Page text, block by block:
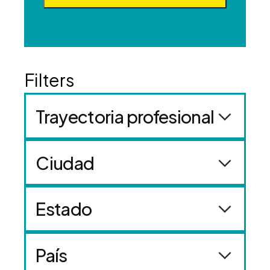
Trayectoria profesional
Ciudad
Estado
País